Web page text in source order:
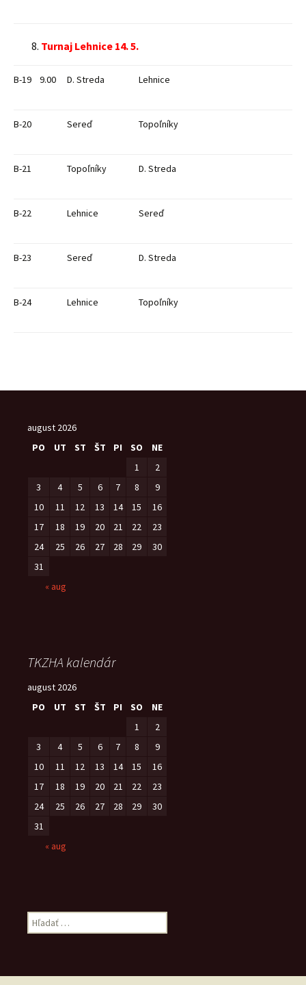
Turnaj Lehnice 14. 5.
B-19 9.00 D. Streda Lehnice
B-20 Sereď Topoľníky
B-21 Topoľníky D. Streda
B-22 Lehnice Sereď
B-23 Sereď D. Streda
B-24 Lehnice Topoľníky
august 2026
PO
UT ST ŠT PI SO
NE
1
2
3
4 5 6 7 8
9
10
11 12 13 14 15
16
17
18 19 20 21 22
23
24
25 26 27 28 29
30
31
« aug
TKZHA kalendár
august 2026
PO
UT ST ŠT PI SO
NE
1
2
3
4 5 6 7 8
9
10
11 12 13 14 15
16
17
18 19 20 21 22
23
24
25 26 27 28 29
30
31
« aug
Hľadať: